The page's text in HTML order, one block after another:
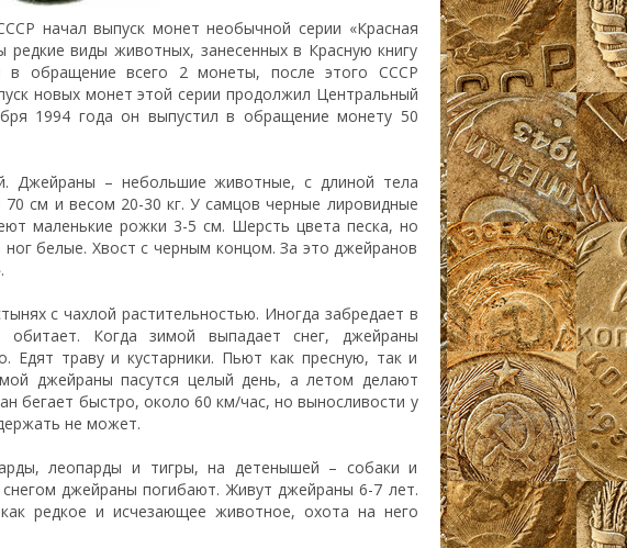
начал выпуск монет необычной серии «Красная
виды животных, занесенных в Красную книгу
в обращение всего 2 монеты, после этого СССР
новых монет этой серии продолжил Центральный
1994 года он выпустил в обращение монету 50
Джейраны – небольшие животные, с длиной тела
см и весом 20-30 кг. У самцов черные лировидные
маленькие рожки 3-5 см. Шерсть цвета песка, но
ног белые. Хвост с черным концом. За это джейранов
с чахлой растительностью. Иногда забредает в
Когда зимой выпадает снег, джейраны
Едят траву и кустарники. Пьют как пресную, так и
джейраны пасутся целый день, а летом делают
бегает быстро, около 60 км/час, но выносливости у
не может.
леопарды и тигры, на детенышей – собаки и
джейраны погибают. Живут джейраны 6-7 лет.
редкое и исчезающее животное, охота на него